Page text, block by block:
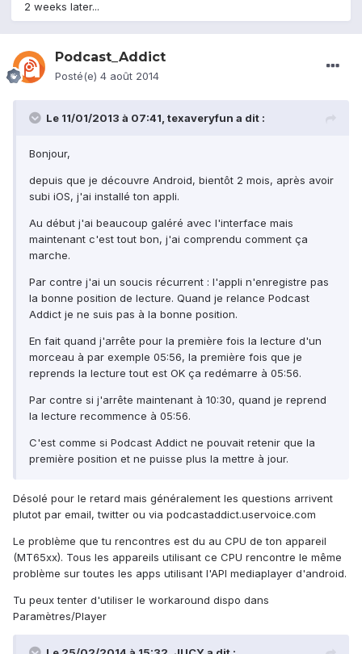
2 weeks later...
Podcast_Addict
Posté(e) 4 août 2014
Le 11/01/2013 à 07:41, texaveryfun a dit :
Bonjour,
depuis que je découvre Android, bientôt 2 mois, après avoir
subi iOS, j'ai installé ton appli.
Au début j'ai beaucoup galéré avec l'interface mais
maintenant c'est tout bon, j'ai comprendu comment ça
marche.
Par contre j'ai un soucis récurrent : l'appli n'enregistre pas
la bonne position de lecture. Quand je relance Podcast
Addict je ne suis pas à la bonne position.
En fait quand j'arrête pour la première fois la lecture d'un
morceau à par exemple 05:56, la première fois que je
reprends la lecture tout est OK ça redémarre à 05:56.
Par contre si j'arrête maintenant à 10:30, quand je reprend
la lecture recommence à 05:56.
C'est comme si Podcast Addict ne pouvait retenir que la
première position et ne puisse plus la mettre à jour.
Désolé pour le retard mais généralement les questions arrivent
plutot par email, twitter ou via podcastaddict.uservoice.com
Le problème que tu rencontres est du au CPU de ton appareil
(MT65xx). Tous les appareils utilisant ce CPU rencontre le même
problème sur toutes les apps utilisant l'API mediaplayer d'android.
Tu peux tenter d'utiliser le workaround dispo dans
Paramètres/Player